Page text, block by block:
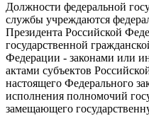
Должности федеральной
службы учреждаются
Президента Российской
государственной
Федерации - законами или
актами субъектов
настоящего Федерального
исполнения полномочий
замещающего